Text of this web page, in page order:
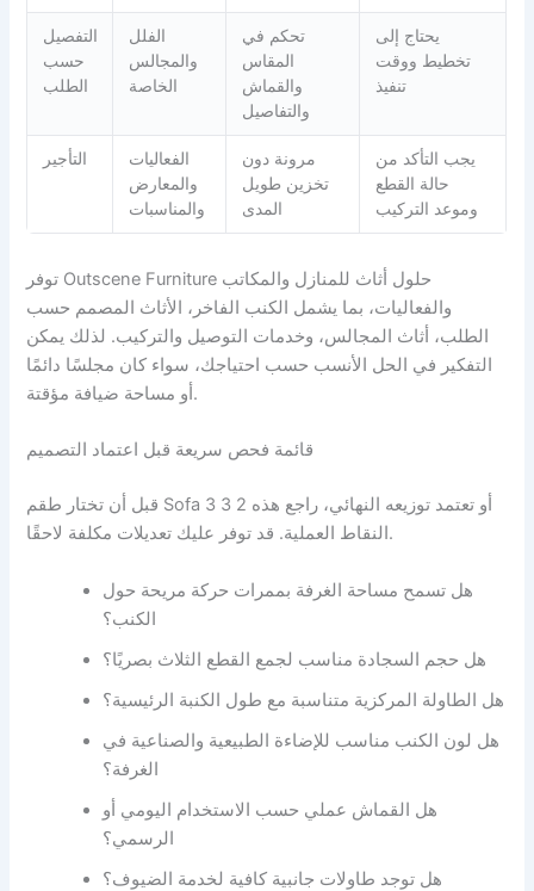
التفصيل
حسب
الطلب
الفلل
والمجالس
الخاصة
تحكم في
المقاس
والقماش
والتفاصيل
يحتاج إلى
تخطيط ووقت
تنفيذ
التأجير
الفعاليات
والمعارض
والمناسبات
مرونة دون
تخزين طويل
المدى
يجب التأكد من
حالة القطع
وموعد التركيب
توفر Outscene Furniture حلول أثاث للمنازل والمكاتب
والفعاليات، بما يشمل الكنب الفاخر، الأثاث المصمم حسب
الطلب، أثاث المجالس، وخدمات التوصيل والتركيب. لذلك يمكن
التفكير في الحل الأنسب حسب احتياجك، سواء كان مجلسًا دائمًا
أو مساحة ضيافة مؤقتة.
قائمة فحص سريعة قبل اعتماد التصميم
قبل أن تختار طقم Sofa 3 3 2 أو تعتمد توزيعه النهائي، راجع هذه
النقاط العملية. قد توفر عليك تعديلات مكلفة لاحقًا.
هل تسمح مساحة الغرفة بممرات حركة مريحة حول
الكنب؟
هل حجم السجادة مناسب لجمع القطع الثلاث بصريًا؟
هل الطاولة المركزية متناسبة مع طول الكنبة الرئيسية؟
هل لون الكنب مناسب للإضاءة الطبيعية والصناعية في
الغرفة؟
هل القماش عملي حسب الاستخدام اليومي أو
الرسمي؟
هل توجد طاولات جانبية كافية لخدمة الضيوف؟